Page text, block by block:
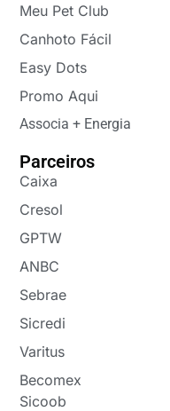
Meu Pet Club
Canhoto Fácil
Easy Dots
Promo Aqui
Associa + Energia
Parceiros
Caixa
Cresol
GPTW
ANBC
Sebrae
Sicredi
Varitus
Becomex
Sicoob